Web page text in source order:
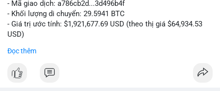
- Mã giao dịch: a786cb2d...3d496b4f
- Khối lượng di chuyển: 29.5941 BTC
- Giá trị ước tính: $1,921,677.69 USD (theo thị giá $64,934.53
USD)
USD được thực hiện trong một khối chưa xác nhận cho thấy
Đọc thêm